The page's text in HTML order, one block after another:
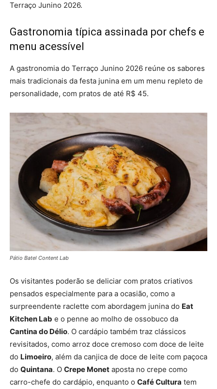
Terraço Junino 2026.
Gastronomia típica assinada por chefs e
menu acessível
A gastronomia do Terraço Junino 2026 reúne os sabores
mais tradicionais da festa junina em um menu repleto de
personalidade, com pratos de até R$ 45.
Pátio Batel Content Lab
Os visitantes poderão se deliciar com pratos criativos
pensados especialmente para a ocasião, como a
surpreendente raclette com abordagem junina do Eat
Kitchen Lab e o penne ao molho de ossobuco da
Cantina do Délio. O cardápio também traz clássicos
revisitados, como arroz doce cremoso com doce de leite
do Limoeiro, além da canjica de doce de leite com paçoca
do Quintana. O Crepe Monet aposta no crepe como
carro-chefe do cardápio, enquanto o Café Cultura tem